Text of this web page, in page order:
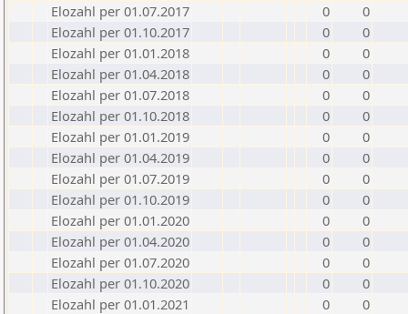
Elozahl per 01.07.2017
0
0
Elozahl per 01.10.2017
0
0
Elozahl per 01.01.2018
0
0
Elozahl per 01.04.2018
0
0
Elozahl per 01.07.2018
0
0
Elozahl per 01.10.2018
0
0
Elozahl per 01.01.2019
0
0
Elozahl per 01.04.2019
0
0
Elozahl per 01.07.2019
0
0
Elozahl per 01.10.2019
0
0
Elozahl per 01.01.2020
0
0
Elozahl per 01.04.2020
0
0
Elozahl per 01.07.2020
0
0
Elozahl per 01.10.2020
0
0
Elozahl per 01.01.2021
0
0